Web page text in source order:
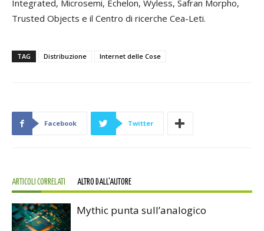
Integrated, Microsemi, Echelon, Wyless, Safran Morpho,
Trusted Objects e il Centro di ricerche Cea-Leti.
TAG Distribuzione Internet delle Cose
Facebook Twitter
ARTICOLI CORRELATI ALTRO DALL'AUTORE
Mythic punta sull’analogico